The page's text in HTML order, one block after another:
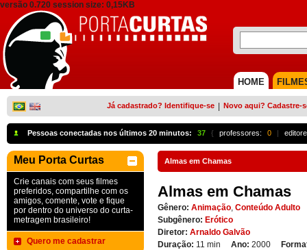
versão 0.720 session size: 0,15KB
HOME
Já cadastrado? Identifique-se Novo aqui? Cadastre-
Pessoas conectadas nos últimos 20 minutos: 37 { professores: 0 |
Meu Porta Curtas
Crie canais com seus filmes
preferidos, compartilhe com os
amigos, comente, vote e fique
por dentro do universo do curta-
metragem brasileiro!
Quero me cadastrar
Almas em Chamas
Almas em Chamas
Gênero: Animação, Conteúdo Adulto
Subgênero: Erótico
Diretor: Arnaldo Galvão
Duração: 11 min Ano: 2000